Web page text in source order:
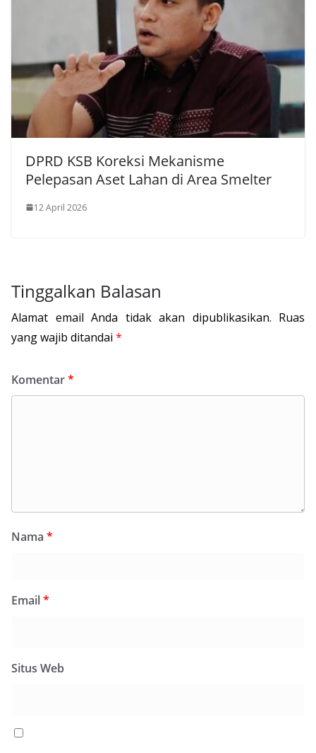
DPRD KSB Koreksi Mekanisme
Pelepasan Aset Lahan di Area Smelter
12 April 2026
Tinggalkan Balasan
Alamat email Anda tidak akan dipublikasikan. Ruas
yang wajib ditandai *
Komentar*
Nama *
Email*
Situs Web